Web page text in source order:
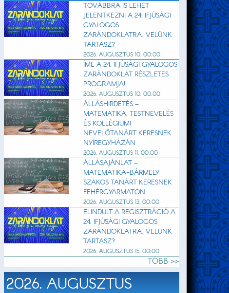
TOVÁBBRA IS LEHET
JELENTKEZNI A 24. IFJÚSÁGI
GYALOGOS
ZARÁNDOKLATRA. VELÜNK
TARTASZ?
2026. AUGUSZTUS 10. 00:00
ÍME A 24. IFJÚSÁGI GYALOGOS
ZARÁNDOKLAT RÉSZLETES
PROGRAMJA!
2026. AUGUSZTUS 10. 00:00
ÁLLÁSHIRDETÉS –
MATEMATIKA, TESTNEVELÉS
ÉS KOLLÉGIUMI
NEVELŐTANÁRT KERESNEK
NYÍREGYHÁZÁN
2026. AUGUSZTUS 11. 00:00
ÁLLÁSAJÁNLAT –
MATEMATIKA-BÁRMELY
SZAKOS TANÁRT KERESNEK
FEHÉRGYARMATON
2026. AUGUSZTUS 13. 00:00
ELINDULT A REGISZTRÁCIÓ A
24. IFJÚSÁGI GYALOGOS
ZARÁNDOKLATRA. VELÜNK
TARTASZ?
2026. AUGUSZTUS 15. 00:00
TÖBB >>
2026. AUGUSZTUS